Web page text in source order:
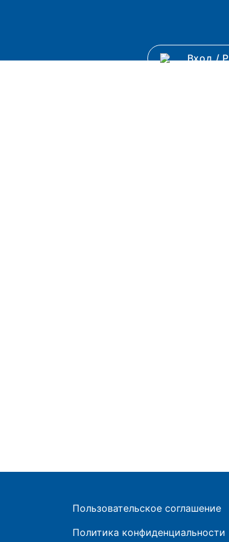
Вход/
Пользовательское соглашение
Политика конфиденциальности